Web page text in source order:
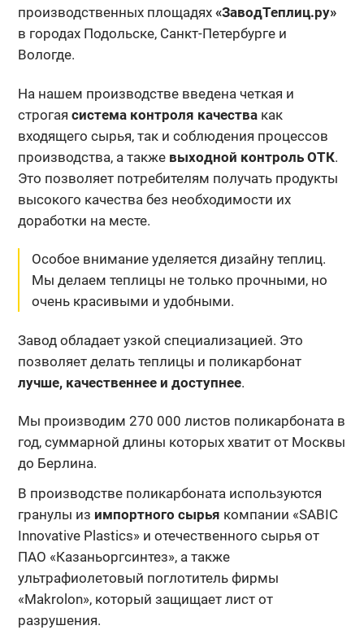
производственных площадях «ЗаводТеплиц.ру»
в городах Подольске, Санкт-Петербурге и
Вологде.
На нашем производстве введена четкая и
строгая система контроля качествакак
входящего сырья, так и соблюдения процессов
производства, а также выходной контроль ОТК.
Это позволяет потребителям получать продукты
высокого качества без необходимости их
доработки на месте.
Особое внимание уделяется дизайну теплиц.
Мы делаем теплицы не только прочными, но
очень красивыми и удобными.
Завод обладает узкой специализацией. Это
позволяет делать теплицы и поликарбонат
лучше, качественнее и доступнее.
Мы производим 270 000 листов поликарбоната в
год, суммарной длины которых хватит от Москвы
до Берлина.
В производстве поликарбоната используются
гранулы из импортного сырья компании «SABIC
Innovative Plastics» и отечественного сырья от
ПАО «Казаньоргсинтез», а также
ультрафиолетовый поглотитель фирмы
«Makrolon», который защищает лист от
разрушения.